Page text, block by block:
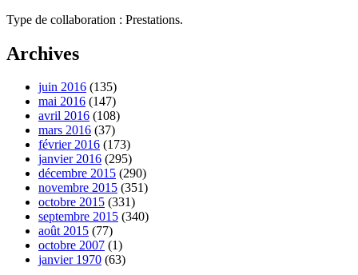
Type de collaboration : Prestations.
Archives
juin 2016 (135)
mai 2016 (147)
avril 2016 (108)
mars 2016 (37)
février 2016 (173)
janvier 2016 (295)
décembre 2015 (290)
novembre 2015 (351)
octobre 2015 (331)
septembre 2015 (340)
août 2015 (77)
octobre 2007 (1)
janvier 1970 (63)